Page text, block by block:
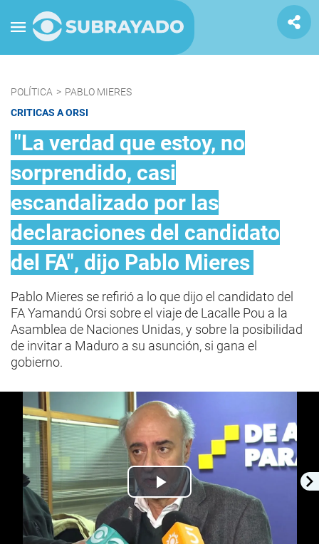
POLÍTICA > PABLO MIERES
CRITICAS A ORSI
"La verdad que estoy, no
sorprendido, casi
escandalizado por las
declaraciones del candidato
del FA", dijo Pablo Mieres
Pablo Mieres se refirió a lo que dijo el candidato del
FA Yamandú Orsi sobre el viaje de Lacalle Pou a la
Asamblea de Naciones Unidas, y sobre la posibilidad
de invitar a Maduro a su asunción, si gana el
gobierno.
Play
Video